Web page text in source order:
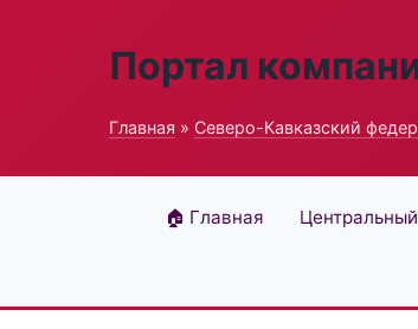
Портал
Главная » Северо-Кавказский
🏠 Главная